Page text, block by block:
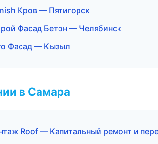
Кров — Пятигорск
Фасад Бетон — Челябинск
Фасад — Кызыл
в Самара
Roof — Капитальный ремонт и